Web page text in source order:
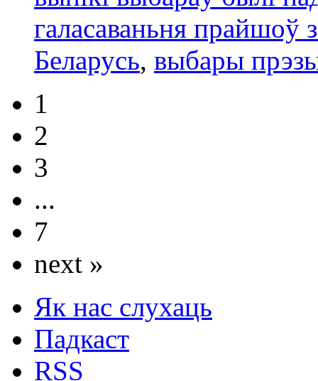
галасаваньня прайшоў
Беларусь, выбары
1
2
3
...
7
next »
Як нас слухаць
Падкаст
RSS